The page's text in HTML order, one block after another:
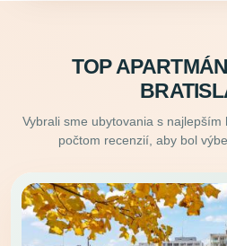
TOP
Vybrali sme ubytovania s
počtom recenzií, aby bol